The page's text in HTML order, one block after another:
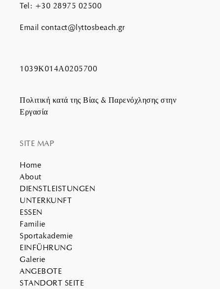
Tel: +30 28975 02500
Email contact@lyttosbeach.gr
1039Κ014Α0205700
Πολιτική κατά της Βίας & Παρενόχλησης στην
Εργασία
SITE MAP
Home
About
DIENSTLEISTUNGEN
UNTERKUNFT
ESSEN
Familie
Sportakademie
EINFÜHRUNG
Galerie
ANGEBOTE
STANDORT SEITE